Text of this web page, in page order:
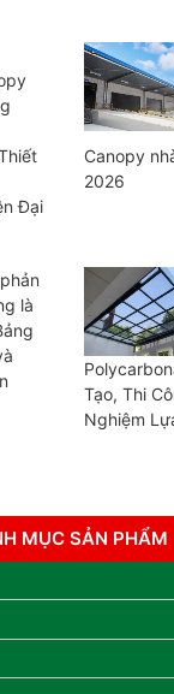
Đại
Canopy
2026
là
Tạo, Thi
Nghiệm
MỤC SẢN PHẨM